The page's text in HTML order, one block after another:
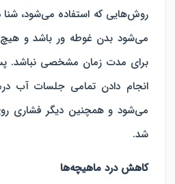
روش‌هایی که استفاده می‌شود،
می‌شود بدن غوطه ور باشد و
برای مدت زمان مشخصی نباشد.
انجام دادن تمامی جلسات آب
می‌شود و همچنین دیگر فشاری
شد.
کاهش درد ماهیچه‌ها